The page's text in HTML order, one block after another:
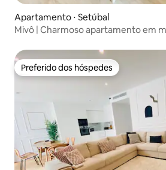
Apartamento ⋅ Setúbal
Mivô | Charmoso apartamento em
Preferido dos hóspedes
Preferido dos hóspedes